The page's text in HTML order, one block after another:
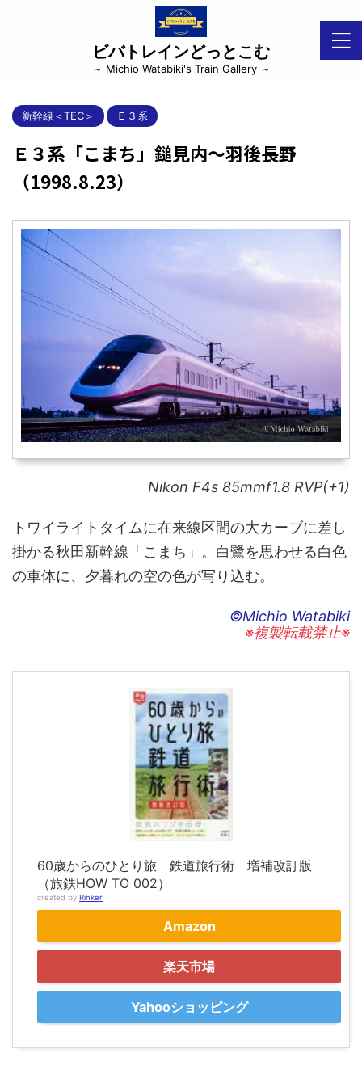
ビバトレインどっとこむ
～ Michio Watabiki's Train Gallery ～
新幹線＜TEC＞ Ｅ３系
Ｅ３系「こまち」鎚見内～羽後長野
（1998.8.23）
Nikon F4s 85mmf1.8 RVP(+1)
トワイライトタイムに在来線区間の大カーブに差し
掛かる秋田新幹線「こまち」。白鷺を思わせる白色
の車体に、夕暮れの空の色が写り込む。
©Michio Watabiki
※複製転載禁止※
60歳からのひとり旅 鉄道旅行術 増補改訂版
（旅鉄HOW TO 002）
created by Rinker
Amazon
楽天市場
Yahooショッピング